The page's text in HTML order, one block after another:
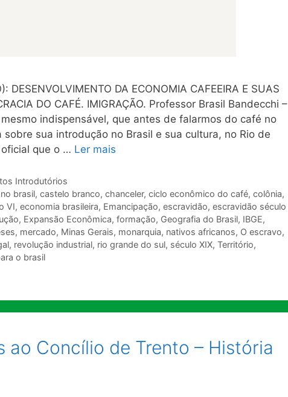
DESENVOLVIMENTO DA ECONOMIA CAFEEIRA E SUAS
DO CAFÉ. IMIGRAÇÃO. Professor Brasil Bandecchi –
indispensável, que antes de falarmos do café no
sua introdução no Brasil e sua cultura, no Rio de
que o … Ler mais
Introdutórios
brasil, castelo branco, chanceler, ciclo econômico do café, colônia,
VI, economia brasileira, Emancipação, escravidão, escravidão século
, Expansão Econômica, formação, Geografia do Brasil, IBGE,
, mercado, Minas Gerais, monarquia, nativos africanos, O escravo,
, revolução industrial, rio grande do sul, século XIX, Território,
o brasil
ao Concílio de Trento – História